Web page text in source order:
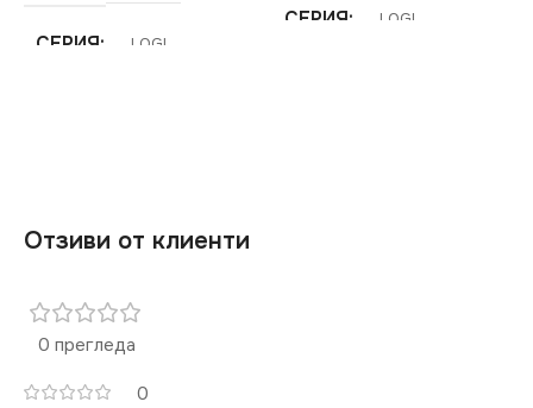
СЕРИЯ LOGI
За Интернет RJ45
СЕРИЯ LOGI
Отзиви от клиенти
0 прегледа
0